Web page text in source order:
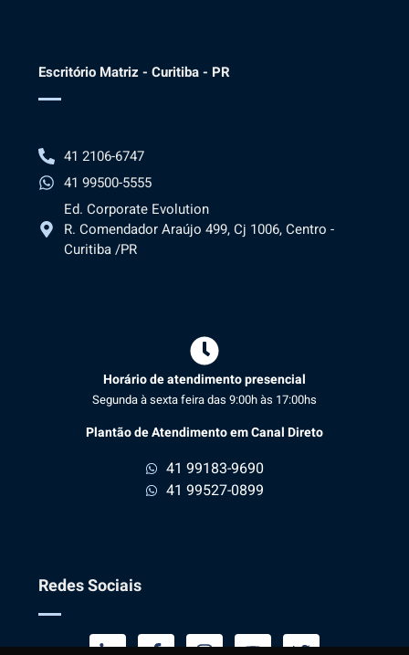
Escritório Matriz - Curitiba - PR
41 2106-6747
41 99500-5555
Ed. Corporate Evolution
R. Comendador Araújo 499, Cj 1006, Centro -
Curitiba /PR
Horário de atendimento presencial
Segunda à sexta feira das 9:00h às 17:00hs
Plantão de Atendimento em Canal Direto
41 99183-9690
41 99527-0899
Redes Sociais